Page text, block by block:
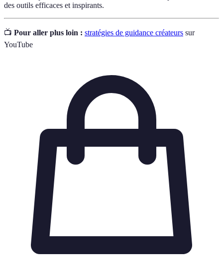
des outils efficaces et inspirants.
📺 Pour aller plus loin : stratégies de guidance créateurs sur
YouTube